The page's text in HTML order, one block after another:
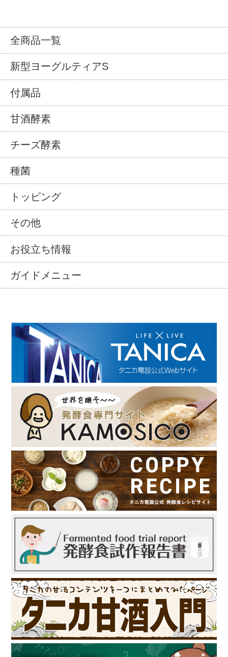
全商品一覧
新型ヨーグルティアS
付属品
甘酒酵素
チーズ酵素
種菌
トッピング
その他
お役立ち情報
ガイドメニュー